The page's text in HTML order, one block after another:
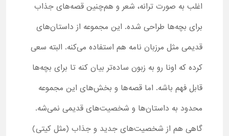
اغلب به صورت ترانه، شعر و هم‌چنین قصه‌های جذاب
برای بچه‌ها طراحی شده. این مجموعه از داستان‌های
قدیمی مثل مرزبان نامه هم استفاده می‌کنه. البته سعی
کرده که اونا رو به زبون ساده‌تر بیان کنه تا برای بچه‌ها
قابل فهم باشه. اما قصه‌ها و بخش‌های این مجموعه
محدود به داستان‌ها و شخصیت‌های قدیمی نمی‌شه.
گاهی هم از شخصیت‌های جدید و جذاب (مثل کیتی)